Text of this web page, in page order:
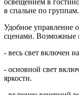
в спальне по группам.
Удобное управление
сценами. Возможные
- весь свет включен
- основной свет
яркости.